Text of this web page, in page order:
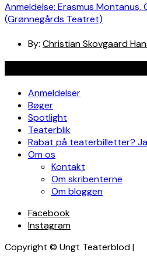
Anmeldelse: Erasmus Montanus,
(Grønnegårds Teatret)
By: Christian Skovgaard
Anmeldelser
Bøger
Spotlight
Teaterblik
Rabat på teaterbilletter?
Om os
Kontakt
Om skribenterne
Om bloggen
Facebook
Instagram
Copyright © Ungt Teaterblod |